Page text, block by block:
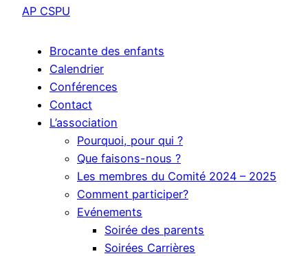
AP CSPU
Brocante des enfants
Calendrier
Conférences
Contact
L’association
Pourquoi, pour qui ?
Que faisons-nous ?
Les membres du Comité 2024 – 2025
Comment participer?
Evénements
Soirée des parents
Soirées Carrières